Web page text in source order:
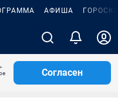
АФИША
Согласен